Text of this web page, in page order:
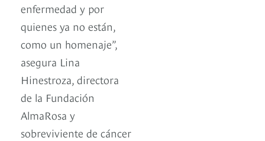
enfermedad y por
quienes ya no están,
como un homenaje”,
asegura Lina
Hinestroza, directora
de la Fundación
AlmaRosa y
sobreviviente de cáncer